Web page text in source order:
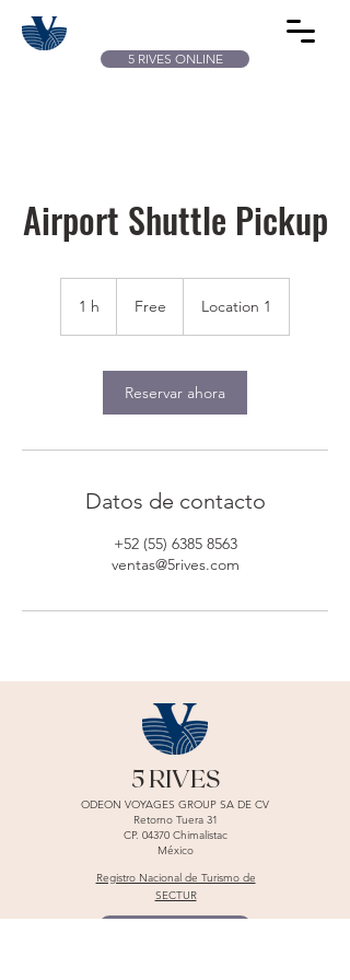
5 RIVES ONLINE
Airport Shuttle Pickup
1 h Free Location 1
Reservar ahora
Datos de contacto
+52 (55) 6385 8563
ventas@5rives.com
5 RIVES
ODEON VOYAGES GROUP SA DE CV
Retorno Tuera 31
CP. 04370 Chimalistac
México
Registro Nacional de Turismo de
SECTUR
Reservar ahora